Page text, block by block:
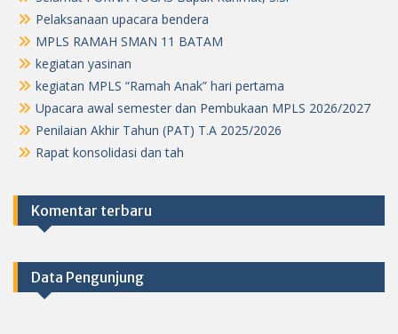
Pelaksanaan upacara bendera
MPLS RAMAH SMAN 11 BATAM
kegiatan yasinan
kegiatan MPLS “Ramah Anak” hari pertama
Upacara awal semester dan Pembukaan MPLS 2026/2027
Penilaian Akhir Tahun (PAT) T.A 2025/2026
Rapat konsolidasi dan tah
Komentar terbaru
Data Pengunjung